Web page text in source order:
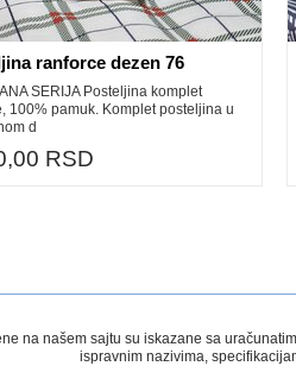
ranforce dezen 76
SERIJA Posteljina komplet
100% pamuk. Komplet posteljina u
d
RSD
na našem sajtu su iskazane sa
ispravnim nazivima,